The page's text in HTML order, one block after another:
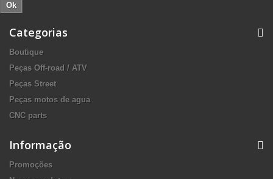
Ok
Categorias
Boutique
Peças Off-road / ATV
Peças Street
Peças motos de agua
CNC parts
Informação
Promoções